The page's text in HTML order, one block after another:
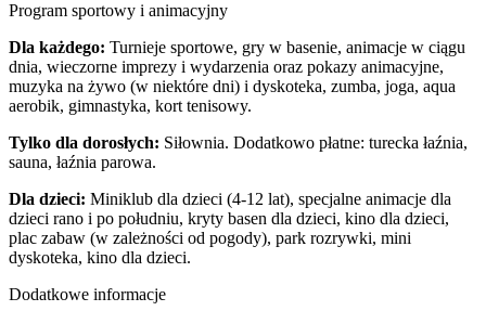
Program sportowy i animacyjny
Dla każdego: Turnieje sportowe, gry w basenie, animacje w ciągu
dnia, wieczorne imprezy i wydarzenia oraz pokazy animacyjne,
muzyka na żywo (w niektóre dni) i dyskoteka, zumba, joga, aqua
aerobik, gimnastyka, kort tenisowy.
Tylko dla dorosłych: Siłownia. Dodatkowo płatne: turecka łaźnia,
sauna, łaźnia parowa.
Dla dzieci: Miniklub dla dzieci (4-12 lat), specjalne animacje dla
dzieci rano i po południu, kryty basen dla dzieci, kino dla dzieci,
plac zabaw (w zależności od pogody), park rozrywki, mini
dyskoteka, kino dla dzieci.
Dodatkowe informacje